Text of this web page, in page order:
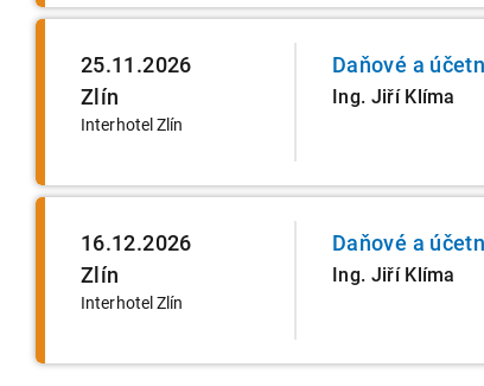
25.11.2026
Zlín
Interhotel Zlín
Daňové a
Ing. Jiří Klíma
16.12.2026
Zlín
Interhotel Zlín
Daňové a
Ing. Jiří Klíma